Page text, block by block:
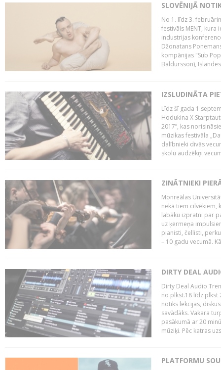
SLOVĒNIJĀ
No 1. līdz 3.
festivāls MENT, kura
industrijas
Džonatans
kompānijas "Sub
Baldursson),
IZSLUDINĀTA
Līdz šī gada
Hodukina X
2017”, kas
mūzikas festivāla
dalībnieki divās
skolu audzēkņi
ZINĀTNIEKI
Monreālas
nekā tiem cilvēkiem,
labāku izpratni par
uz ķermeņa
pianisti, čellisti,
– 10 gadu vecumā.
DIRTY DEAL
Dirty Deal Audio
no plkst.18 līdz plkst
notiks lekcijas,
savādāks. Vakara
pasākumā ar 20
mūziķi. Pēc katras
PLATFORMU